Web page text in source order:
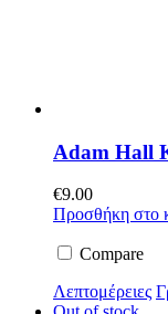
Adam Hall
€9.00
Προσθήκη στο
Compare
Λεπτομέρειες